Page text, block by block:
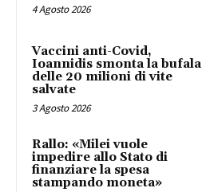
4 Agosto 2026
Vaccini anti-Covid,
Ioannidis smonta la bufala
delle 20 milioni di vite
salvate
3 Agosto 2026
Rallo: «Milei vuole
impedire allo Stato di
finanziare la spesa
stampando moneta»